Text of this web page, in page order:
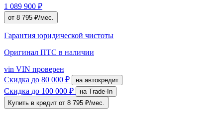
1 089 900 ₽
от 8 795 ₽/мес.
Гарантия юридической чистоты
Оригинал ПТС в наличии
vin VIN проверен
Скидка до 80 000 ₽ на автокредит
Скидка до 100 000 ₽
на Trade-In
Купить в кредит от 8 795 ₽/мес.